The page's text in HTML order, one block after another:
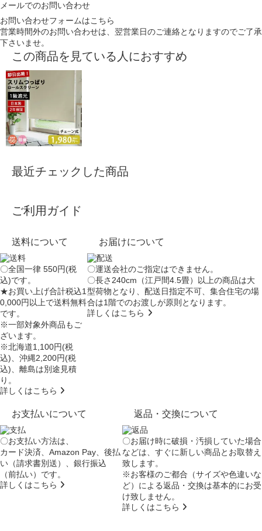
メールでのお問い合わせ
お問い合わせフォームはこちら
営業時間外のお問い合わせは、翌営業日のご連絡となりますのでご了承
下さいませ。
この商品を見ている人におすすめ
最近チェックした商品
ご利用ガイド
送料について
〇全国一律 550円(税
込)です。
★お買い上げ合計税込1
0,000円以上で送料無料
です。
※一部対象外商品もご
ざいます。
※北海道1,100円(税
込)、沖縄2,200円(税
込)、離島は別途見積
り。
詳しくはこちら
お届けについて
〇運送会社のご指定はできません。
〇長さ240cm（江戸間4.5畳）以上の商品は大
型荷物となり、配送日指定不可、集合住宅の場
合は1階でのお渡しが原則となります。
詳しくはこちら
お支払いについて
〇お支払い方法は、
カード決済、Amazon Pay、後払
い（請求書別送）、銀行振込
（前払い）です。
詳しくはこちら
返品・交換について
〇お届け時に破損・汚損していた場合
などは、すぐに新しい商品とお取替え
致します。
※お客様のご都合（サイズや色違いな
ど）による返品・交換は基本的にお受
け致しません。
詳しくはこちら